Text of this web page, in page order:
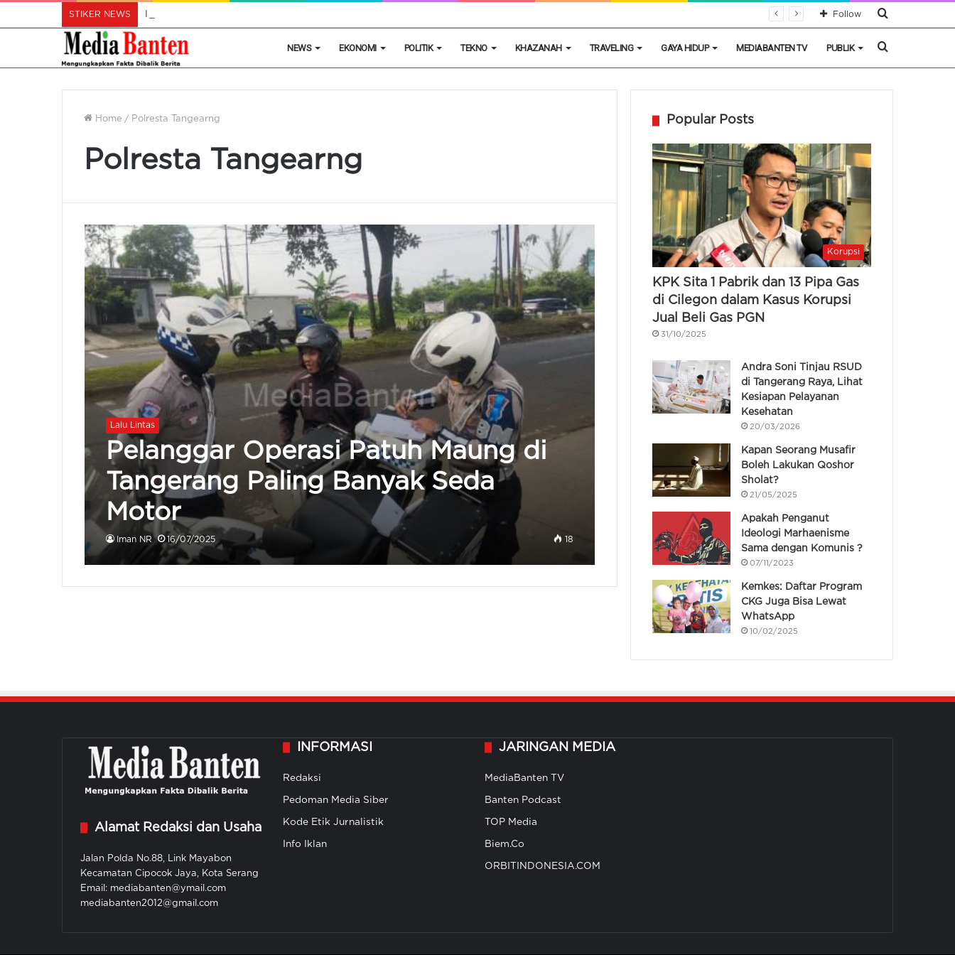
STIKER NEWS Istri Wali Kota Ajak Perempuan Cilegon Kembangkan Hobi Sebagai Peluang Usaha Cari
Follow
NEWS EKONOMI POLITIK TEKNO KHAZANAH TRAVELING GAYA HIDUP MEDIABANTEN TV PUBLIK Cari
Home / Polresta Tangearng
Polresta Tangearng
Lalu Lintas
Pelanggar Operasi Patuh Maung di
Tangerang Paling Banyak Seda
Motor
Iman NR 16/07/2025 18
Popular Posts
Korupsi
KPK Sita 1 Pabrik dan 13 Pipa Gas
di Cilegon dalam Kasus Korupsi
Jual Beli Gas PGN
31/10/2025
Andra Soni Tinjau RSUD
di Tangerang Raya, Lihat
Kesiapan Pelayanan
Kesehatan
20/03/2026
Kapan Seorang Musafir
Boleh Lakukan Qoshor
Sholat?
21/05/2025
Apakah Penganut
Ideologi Marhaenisme
Sama dengan Komunis ?
07/11/2023
Kemkes: Daftar Program
CKG Juga Bisa Lewat
WhatsApp
10/02/2025
Alamat Redaksi dan Usaha
Jalan Polda No.88, Link Mayabon
Kecamatan Cipocok Jaya, Kota Serang
Email: mediabanten@ymail.com
mediabanten2012@gmail.com
INFORMASI
Redaksi
Pedoman Media Siber
Kode Etik Jurnalistik
Info Iklan
JARINGAN MEDIA
MediaBanten TV
Banten Podcast
TOP Media
Biem.Co
ORBITINDONESIA.COM